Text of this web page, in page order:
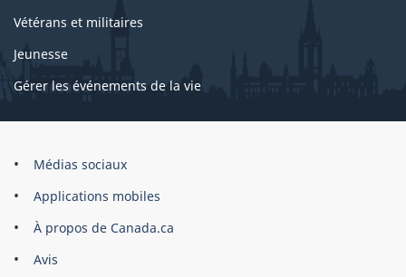
Vétérans et militaires
Jeunesse
Gérer les événements de la vie
Organisation
gouvernement
du
Canada
Médias sociaux
Applications mobiles
À propos de Canada.ca
Avis